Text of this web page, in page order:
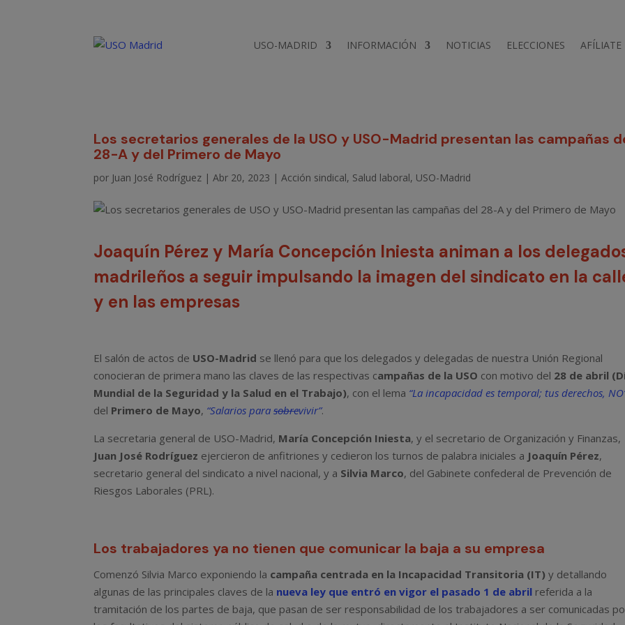
USO-MADRID INFORMACIÓN NOTICIAS ELECCIONES AFÍLIATE
Los secretarios generales de la USO y USO-Madrid presentan las campañas
28-A y del Primero de Mayo
por Juan José Rodríguez |Abr 20, 2023 |Acción sindical, Salud laboral, USO-Madrid
Joaquín Pérez y María Concepción Iniesta animan a los
madrileños a seguir impulsando la imagen del sindicato en la
y en las empresas
El salón de actos de USO-Madrid se llenó para que los delegados y delegadas de nuestra Unión Regional
conocieran de primera mano las claves de las respectivas campañas de la USO con motivo del 28 de abril
Mundial de la Seguridad y la Salud en el Trabajo), con el lema “La incapacidad es temporal; tus derechos,
del Primero de Mayo, “Salarios parasobrevivir”.
La secretaria general de USO-Madrid, María Concepción Iniesta, y el secretario de Organización y Finanzas,
Juan José Rodríguez ejercieron de anfitriones y cedieron los turnos de palabra iniciales a Joaquín Pérez,
secretario general del sindicato a nivel nacional, y a Silvia Marco, del Gabinete confederal de Prevención de
Riesgos Laborales (PRL).
Los trabajadores ya no tienen que comunicar la baja a su empresa
Comenzó Silvia Marco exponiendo la campaña centrada en la Incapacidad Transitoria (IT) y detallando
algunas de las principales claves de la nueva ley que entró en vigor el pasado 1 de abril referida a la
tramitación de los partes de baja, que pasan de ser responsabilidad de los trabajadores a ser comunicadas